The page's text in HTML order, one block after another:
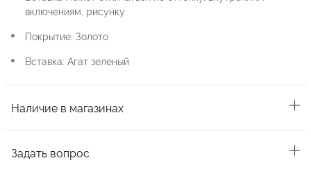
включениям, рисунку
Покрытие: Золото
Вставка: Агат зеленый
Наличие в магазинах
Задать вопрос